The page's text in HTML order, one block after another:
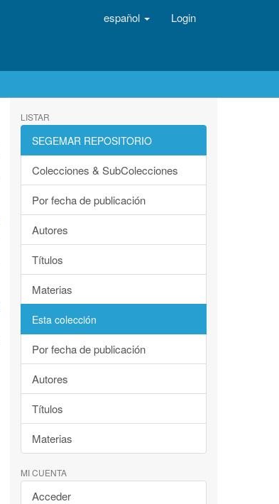
español Login
LISTAR
SEGEMAR REPOSITORIO
Colecciones & SubColecciones
Por fecha de publicación
Autores
Títulos
Materias
Esta colección
Por fecha de publicación
Autores
Títulos
Materias
MI CUENTA
Acceder